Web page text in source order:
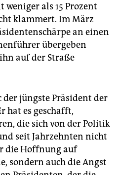
weniger als 15 Prozent
klammert. Im März
an einen
übergeben
auf der Straße
jüngste Präsident der
hat es geschafft,
die sich von der Politik
seit Jahrzehnten nicht
die Hoffnung auf
sondern auch die Angst